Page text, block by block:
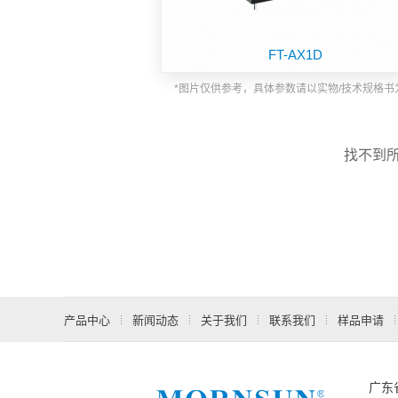
FT-AX1D
*图片仅供参考，具体参数请以实物/技术规格书
找不到
产品中心 新闻动态 关于我们 联系我们 样品申请
广东